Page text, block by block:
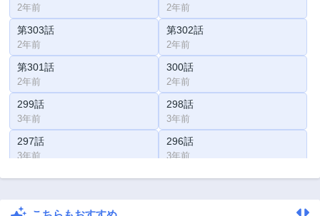
2年前 2年前
第303話
2年前
第302話
2年前
第301話
2年前
300話
2年前
299話
3年前
298話
3年前
297話
3年前
296話
3年前
295話 294話